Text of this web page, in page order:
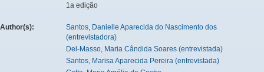
1a edição
Author(s):
Santos, Danielle Aparecida do Nascimento dos
(entrevistadora)
Del-Masso, Maria Cândida Soares (entrevistada)
Santos, Marisa Aparecida Pereira (entrevistada)